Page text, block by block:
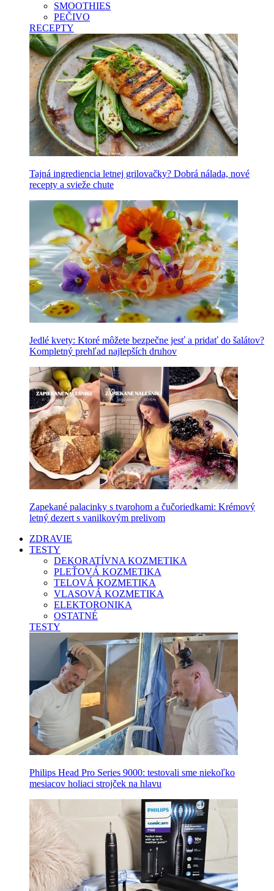
SMOOTHIES
PEČIVO
RECEPTY
Tajná ingrediencia letnej grilovačky? Dobrá nálada, nové
recepty a svieže chute
Jedlé kvety: Ktoré môžete bezpečne jesť a pridať do šalátov?
Kompletný prehľad najlepších druhov
Zapekané palacinky s tvarohom a čučoriedkami: Krémový
letný dezert s vanilkovým prelivom
ZDRAVIE
TESTY
DEKORATÍVNA KOZMETIKA
PLEŤOVÁ KOZMETIKA
TELOVÁ KOZMETIKA
VLASOVÁ KOZMETIKA
ELEKTORONIKA
OSTATNÉ
TESTY
Philips Head Pro Series 9000: testovali sme niekoľko
mesiacov holiaci strojček na hlavu